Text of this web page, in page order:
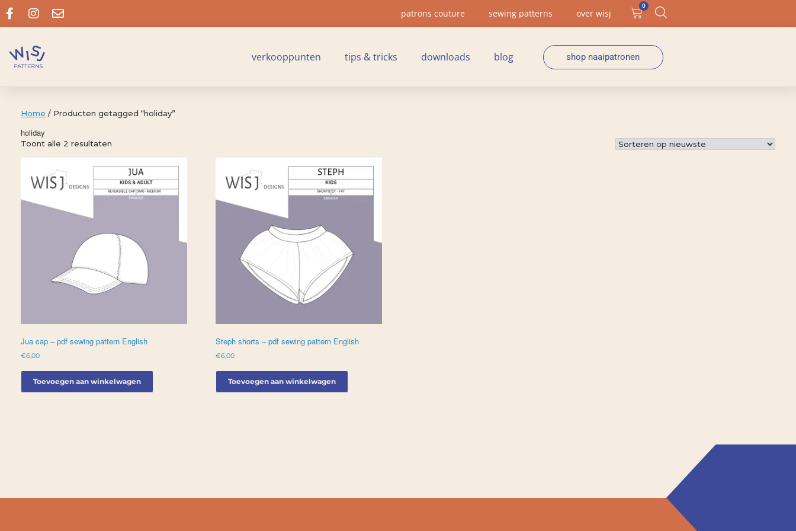
patrons couture sewing patterns over wisj
0
verkooppunten tips & tricks downloads blog shop naaipatronen
Home / Producten getagged “holiday”
holiday
Toont alle 2 resultaten
Jua cap – pdf sewing pattern English
€6,00
Toevoegen aan winkelwagen
Steph shorts – pdf sewing pattern English
€6,00
Toevoegen aan winkelwagen